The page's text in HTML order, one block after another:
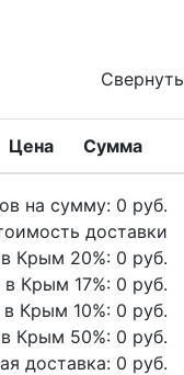
Свернуть
Цена Сумма
на сумму: 0 руб.
доставки
в Крым 20%: 0 руб.
в Крым 17%: 0 руб.
в Крым 10%: 0 руб.
в Крым 50%: 0 руб.
доставка: 0 руб.